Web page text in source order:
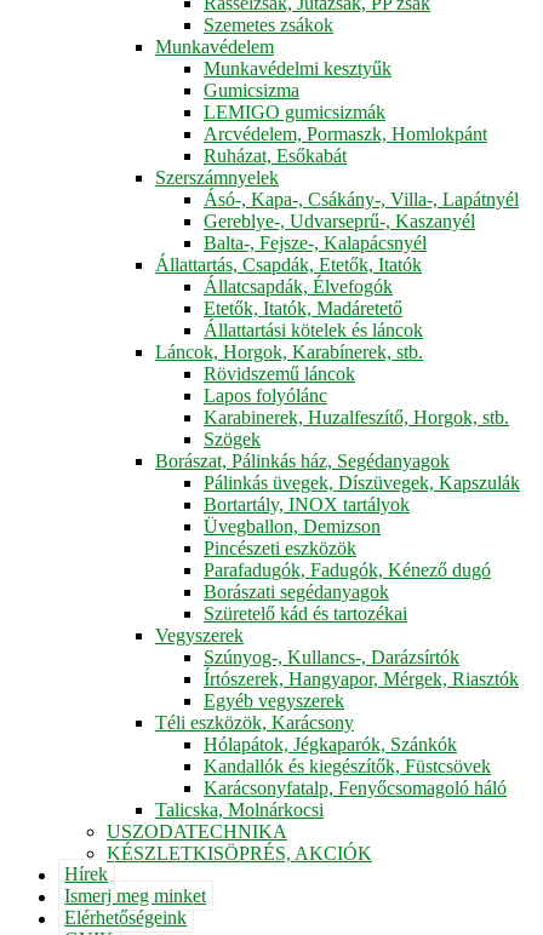
Szemetes zsákok
Munkavédelem
Munkavédelmi kesztyűk
Gumicsizma
LEMIGO gumicsizmák
Arcvédelem, Pormaszk, Homlokpánt
Ruházat, Esőkabát
Szerszámnyelek
Ásó-, Kapa-, Csákány-, Villa-, Lapátnyél
Gereblye-, Udvarseprű-, Kaszanyél
Balta-, Fejsze-, Kalapácsnyél
Állattartás, Csapdák, Etetők, Itatók
Állatcsapdák, Élvefogók
Etetők, Itatók, Madáretető
Állattartási kötelek és láncok
Láncok, Horgok, Karabínerek, stb.
Rövidszemű láncok
Lapos folyólánc
Karabinerek, Huzalfeszítő, Horgok, stb.
Szögek
Borászat, Pálinkás ház, Segédanyagok
Pálinkás üvegek, Díszüvegek, Kapszulák
Bortartály, INOX tartályok
Üvegballon, Demizson
Pincészeti eszközök
Parafadugók, Fadugók, Kénező dugó
Borászati segédanyagok
Szüretelő kád és tartozékai
Vegyszerek
Szúnyog-, Kullancs-, Darázsírtók
Írtószerek, Hangyapor, Mérgek, Riasztók
Egyéb vegyszerek
Téli eszközök, Karácsony
Hólapátok, Jégkaparók, Szánkók
Kandallók és kiegészítők, Füstcsövek
Karácsonyfatalp, Fenyőcsomagoló háló
Talicska, Molnárkocsi
USZODATECHNIKA
KÉSZLETKISÖPRÉS, AKCIÓK
Hírek
Ismerj meg minket
Elérhetőségeink